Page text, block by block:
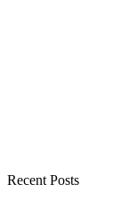
Recent Posts